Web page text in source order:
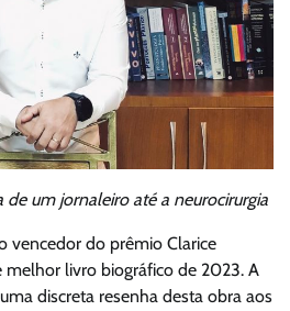
de um jornaleiro até a neurocirurgia
vencedor do prêmio Clarice
melhor livro biográfico de 2023. A
discreta resenha desta obra aos